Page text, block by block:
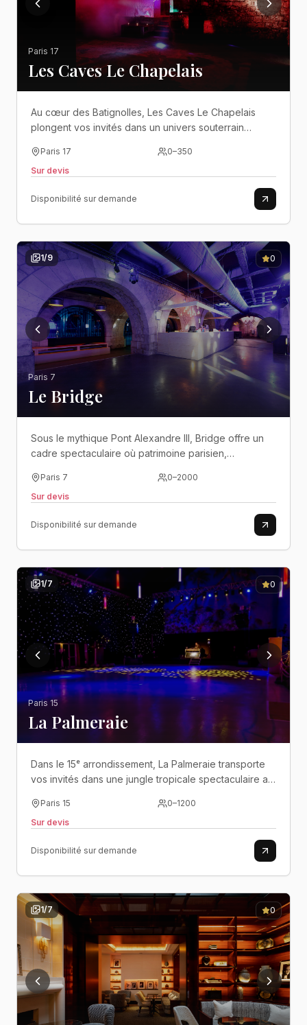
Paris 17
Les Caves Le Chapelais
Au cœur des Batignolles, Les Caves Le Chapelais
plongent vos invités dans un univers souterrain
apparentes et ambiance club jusqu’à l’aube..
Paris 17 0–350
Sur devis
Disponibilité sur demande
1/9 0
Paris 7
Le Bridge
Sous le mythique Pont Alexandre III, Bridge offre un
cadre spectaculaire où patrimoine parisien,
rencontrent au bord de la Seine..
Paris 7 0–2000
Sur devis
Disponibilité sur demande
1/7 0
Paris 15
La Palmeraie
Dans le 15ᵉ arrondissement, La Palmeraie transporte
vos invités dans une jungle tropicale spectaculaire au
de Paris..
Paris 15 0–1200
Sur devis
Disponibilité sur demande
1/7 0